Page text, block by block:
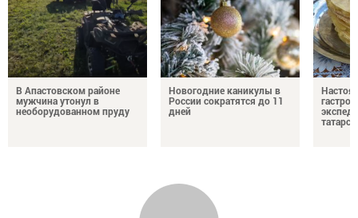
В Апастовском районе
мужчина утонул в
необорудованном пруду
Новогодние каникулы в
России сократятся до 11
дней